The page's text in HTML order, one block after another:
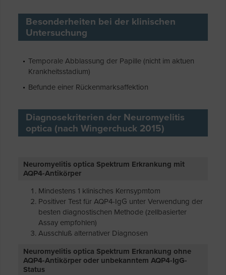
Besonderheiten bei der klinischen
Untersuchung
Temporale Abblassung der Papille (nicht im aktuen
Krankheitsstadium)
Befunde einer Rückenmarksaffektion
Diagnosekriterien der Neuromyelitis
optica (nach Wingerchuck 2015)
Neuromyelitis optica Spektrum Erkrankung mit
AQP4-Antikörper
Mindestens 1 klinisches Kernsypmtom
Positiver Test für AQP4-IgG unter Verwendung der
besten diagnostischen Methode (zellbasierter
Assay empfohlen)
Ausschluß alternativer Diagnosen
Neuromyelitis optica Spektrum Erkrankung ohne
AQP4-Antikörper oder unbekanntem AQP4-IgG-
Status